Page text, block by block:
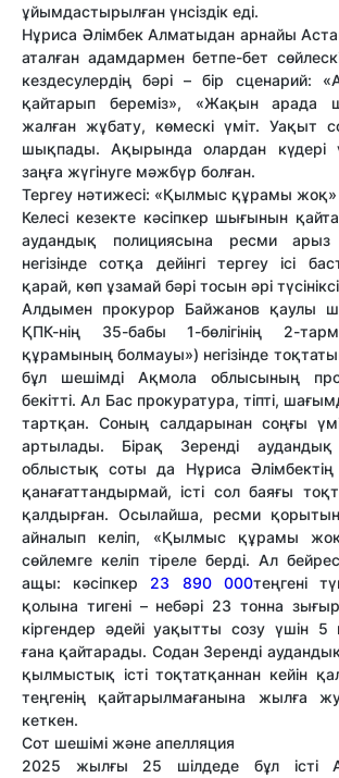
ұйымдастырылған үнсіздік еді.
Нұриса Әлімбек Алматыдан арнайы
аталған адамдармен бетпе-бет
кездесулердің бәрі – бір сценарий:
қайтарып береміз», «Жақын арада
жалған жұбату, көмескі үміт. Уақыт
шықпады. Ақырында олардан күдері
заңға жүгінуге мәжбүр болған.
Тергеу нәтижесі: «Қылмыс құрамы жоқ»
Келесі кезекте кәсіпкер шығынын
аудандық полициясына ресми
негізінде сотқа дейінгі тергеу ісі
қарай, көп ұзамай бәрі тосын әрі
Алдымен прокурор Байжанов қаулы
ҚПК-нің 35-бабы 1-бөлігінің 2-
құрамының болмауы») негізінде
бұл шешімді Ақмола облысының
бекітті. Ал Бас прокуратура, тіпті,
тартқан. Соның салдарынан соңғы
артылады. Бірақ Зеренді
облыстық соты да Нұриса
қанағаттандырмай, істі сол баяғы
қалдырған. Осылайша, ресми
айналып келіп, «Қылмыс құрамы
сөйлемге келіп тіреле берді. Ал
ащы: кәсіпкер 23 890 000теңгені
қолына тигені – небәрі 23 тонна
кіргендер әдейі уақытты созу үшін 5
ғана қайтарады. Содан Зеренді
қылмыстық істі тоқтатқаннан кейін
теңгенің қайтарылмағанына жылға
кеткен.
Сот шешімі және апелляция
2025 жылғы 25 шілдеде бұл істі